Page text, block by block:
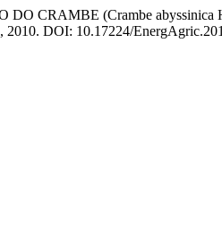
CRAMBE (Crambe abyssinica
2010. DOI: 10.17224/